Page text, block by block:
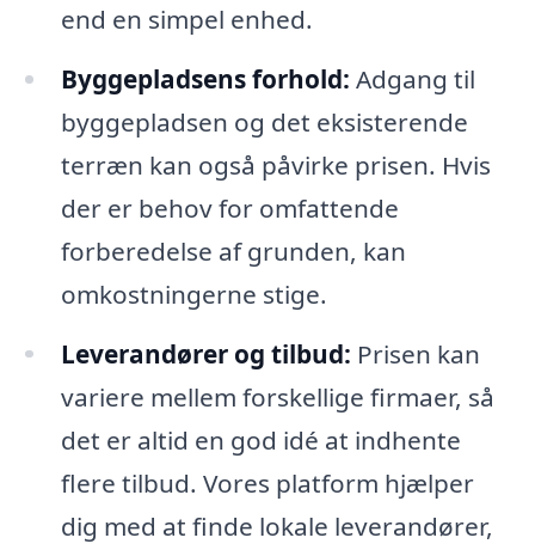
end en simpel enhed.
Byggepladsens forhold: Adgang til
byggepladsen og det eksisterende
terræn kan også påvirke prisen. Hvis
der er behov for omfattende
forberedelse af grunden, kan
omkostningerne stige.
Leverandører og tilbud: Prisen kan
variere mellem forskellige firmaer, så
det er altid en god idé at indhente
flere tilbud. Vores platform hjælper
dig med at finde lokale leverandører,